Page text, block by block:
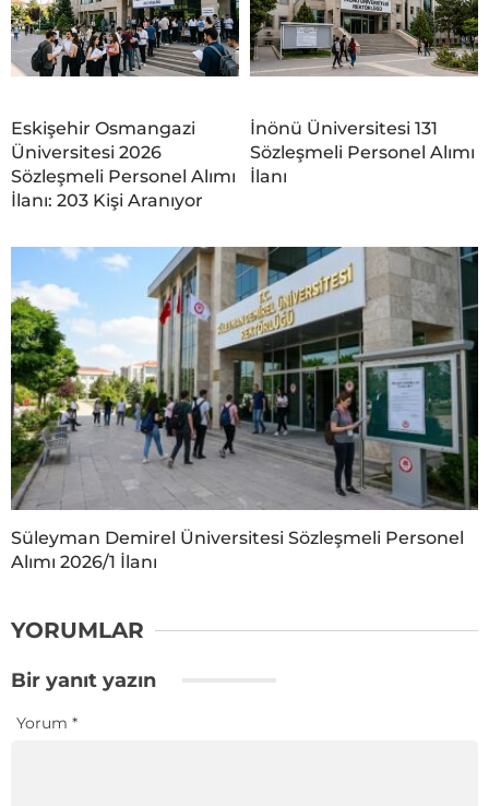
Eskişehir Osmangazi
Üniversitesi 2026
Sözleşmeli Personel Alımı
İlanı: 203 Kişi Aranıyor
İnönü Üniversitesi 131
Sözleşmeli Personel Alımı
İlanı
Süleyman Demirel Üniversitesi Sözleşmeli Personel
Alımı 2026/1 İlanı
YORUMLAR
Bir yanıt yazın
Yorum *